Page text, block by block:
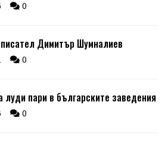
0
Димитър Шумналиев
0
пари в българските заведения
0